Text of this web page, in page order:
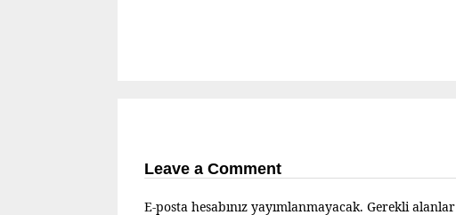
Leave a Comment
E-posta hesabınız yayımlanmayacak. Gerekli alanlar